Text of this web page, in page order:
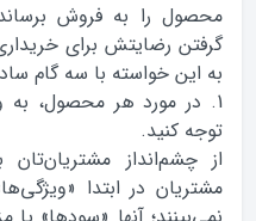
محصول را به فروش
گرفتن رضایتش برای
به این خواسته با سه گام
1. در مورد هر محصول،
توجه کنید.
از چشم‌انداز
مشتریان در ابتدا